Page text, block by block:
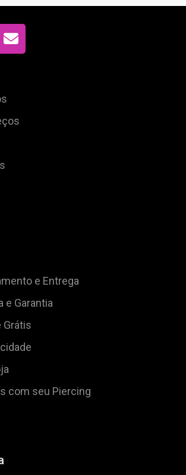
e Entrega
e Garantia
Grátis
com seu Piercing